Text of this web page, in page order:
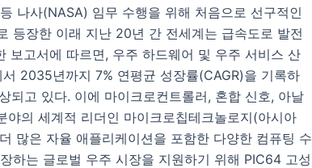
나사(NASA) 임무 수행을 위해 처음으로 선구적인
등장한 이래 지난 20년 간 전세계는 급속도로 발전
보고서에 따르면, 우주 하드웨어 및 우주 서비스 산
2035년까지 7% 연평균 성장률(CAGR)을 기록하
되고 있다. 이에 마이크로컨트롤러, 혼합 신호, 아날
야의 세계적 리더인 마이크로칩테크놀로지(아시아
많은 자율 애플리케이션을 포함한 다양한 컴퓨팅 수
하는 글로벌 우주 시장을 지원하기 위해 PIC64 고성